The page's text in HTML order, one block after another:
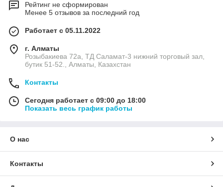
Рейтинг не сформирован
Менее 5 отзывов за последний год
Работает с 05.11.2022
г. Алматы
Розыбакиева 72а, ТД Саламат-3 нижний торговый зал,
бутик 51-52., Алматы, Казахстан
Контакты
Сегодня работает с 09:00 до 18:00
Показать весь график работы
О нас
Контакты